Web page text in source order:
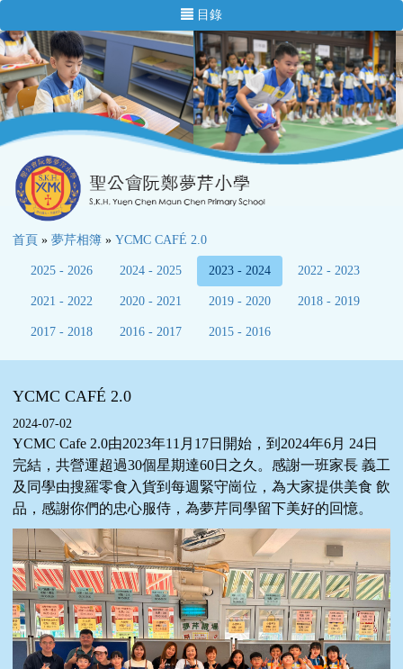
目錄
首頁 » 夢芹相簿 » YCMC CAFÉ 2.0
2025 - 2026 2024 - 2025 2023 - 2024 2022 - 2023
2021 - 2022 2020 - 2021 2019 - 2020 2018 - 2019
2017 - 2018 2016 - 2017 2015 - 2016
YCMC CAFÉ 2.0
2024-07-02
YCMC Cafe 2.0由2023年11月17日開始，到2024年6月 24日
完結，共營運超過30個星期達60日之久。感謝一班家長 義工
及同學由搜羅零食入貨到每週緊守崗位，為大家提供美食 飲
品，感謝你們的忠心服侍，為夢芹同學留下美好的回憶。